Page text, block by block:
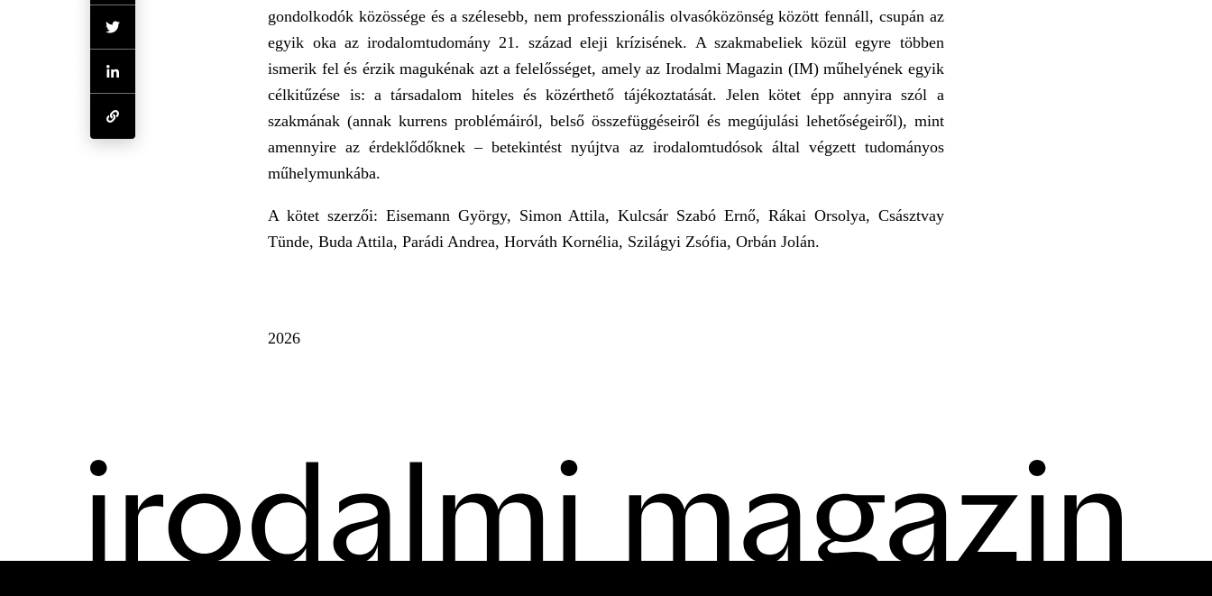
gondolkodók közössége és a szélesebb, nem professzionális olvasóközönség között fennáll, csupán az
egyik oka az irodalomtudomány 21. század eleji krízisének. A szakmabeliek közül egyre többen
ismerik fel és érzik magukénak azt a felelősséget, amely az Irodalmi Magazin (IM) műhelyének egyik
célkitűzése is: a társadalom hiteles és közérthető tájékoztatását. Jelen kötet épp annyira szól a
szakmának (annak kurrens problémáiról, belső összefüggéseiről és megújulási lehetőségeiről), mint
amennyire az érdeklődőknek – betekintést nyújtva az irodalomtudósok által végzett tudományos
műhelymunkába.
A kötet szerzői: Eisemann György, Simon Attila, Kulcsár Szabó Ernő, Rákai Orsolya, Császtvay
Tünde, Buda Attila, Parádi Andrea, Horváth Kornélia, Szilágyi Zsófia, Orbán Jolán.
2026